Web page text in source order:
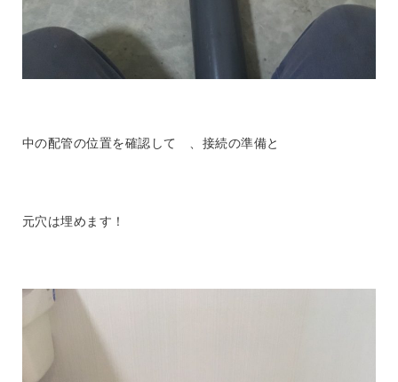
中の配管の位置を確認して 、接続の準備と
元穴は埋めます！